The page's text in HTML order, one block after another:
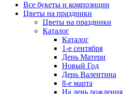
Все букеты и композиции
Цветы на праздники
Цветы на праздники
Каталог
Каталог
1-е сентября
День Матери
Новый Год
День Валентина
8-е марта
На день рождения